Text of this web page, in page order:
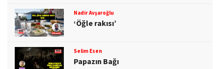
Nadir Avşaroğlu
‘Öğle rakısı’
Selim Esen
Papazın Bağı